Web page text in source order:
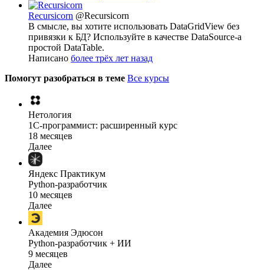
Recursicorn @Recursicorn
В смысле, вы хотите использовать DataGridView без
привязки к БД? Используйте в качестве DataSource-а
простой DataTable.
Написано более трёх лет назад
Помогут разобраться в теме Все курсы
Нетология
1C-программист: расширенный курс
18 месяцев
Далее
Яндекс Практикум
Python-разработчик
10 месяцев
Далее
Академия Эдюсон
Python-разработчик + ИИ
9 месяцев
Далее